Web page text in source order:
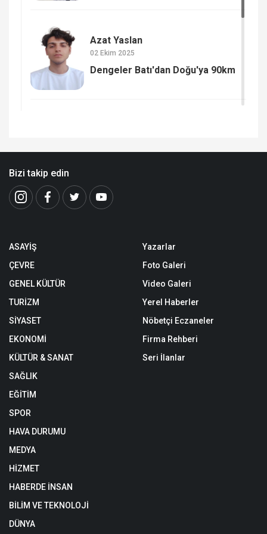
Azat Yaslan
02 Ekim 2025
Dengeler Batı'dan Doğu'ya 90km
Bizi takip edin
ASAYİŞ
ÇEVRE
GENEL KÜLTÜR
TURİZM
SİYASET
EKONOMİ
KÜLTÜR & SANAT
SAĞLIK
EĞİTİM
SPOR
HAVA DURUMU
MEDYA
HİZMET
HABERDE İNSAN
BİLİM VE TEKNOLOJİ
DÜNYA
Yazarlar
Foto Galeri
Video Galeri
Yerel Haberler
Nöbetçi Eczaneler
Firma Rehberi
Seri İlanlar